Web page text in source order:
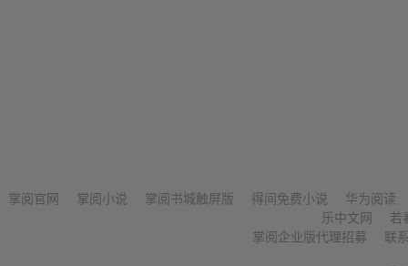
掌阅官网 掌阅小说 掌阅书城触屏版 得间免费小说
华为阅读
乐中文网
若
掌阅企业版代理招募
联